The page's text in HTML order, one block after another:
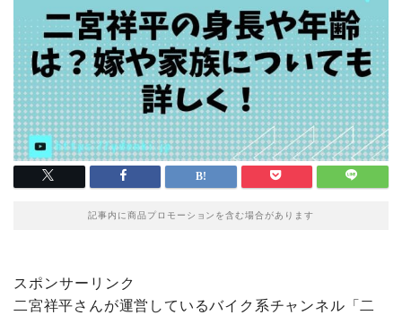
記事内に商品プロモーションを含む場合があります
スポンサーリンク
二宮祥平さんが運営しているバイク系チャンネル「二